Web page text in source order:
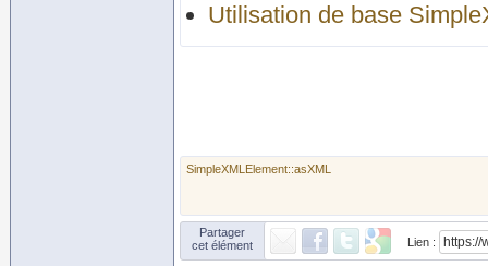
Utilisation de base
SimpleXMLElement::asXML
Partager
cet élément
Lien :